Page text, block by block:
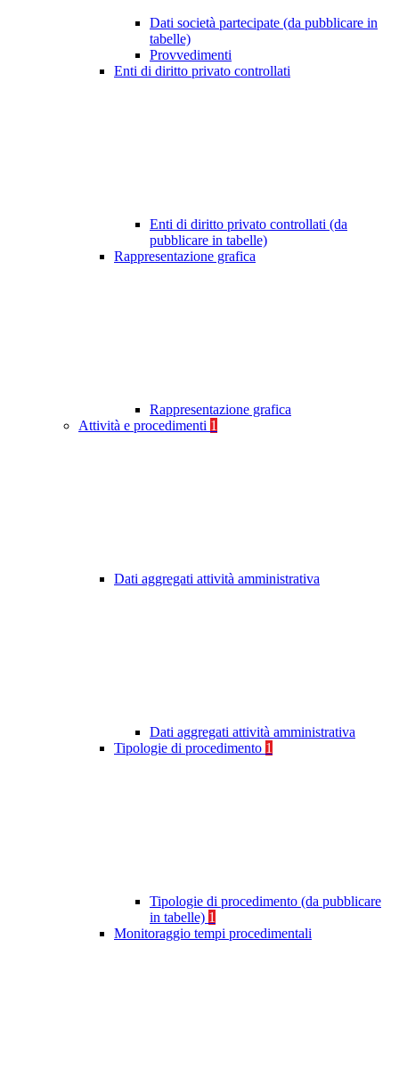
Dati società partecipate (da pubblicare in
tabelle)
Provvedimenti
Enti di diritto privato controllati
Enti di diritto privato controllati (da
pubblicare in tabelle)
Rappresentazione grafica
Rappresentazione grafica
Attività e procedimenti 1
Dati aggregati attività amministrativa
Dati aggregati attività amministrativa
Tipologie di procedimento 1
Tipologie di procedimento (da pubblicare
in tabelle) 1
Monitoraggio tempi procedimentali